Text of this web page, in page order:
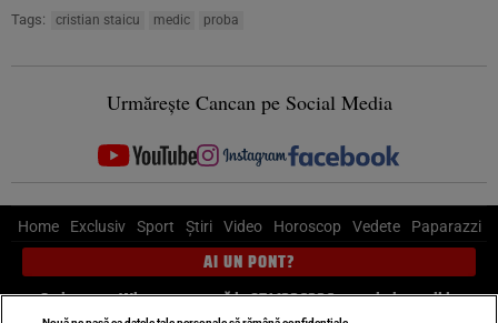
Tags: cristian staicu medic proba
Urmărește Cancan pe Social Media
Home Exclusiv Sport Știri Video Horoscop Vedete Paparazzi
AI UN PONT?
Scrie-ne pe Whatsapp, sună la 0741226226 sau trimite mail la